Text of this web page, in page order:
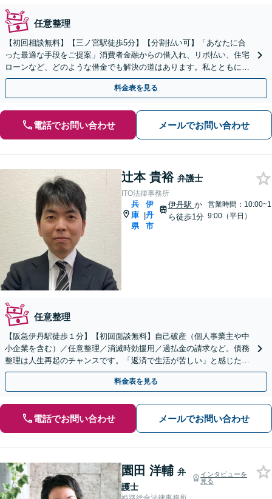
任意整理
【初回相談無料】【三ノ宮駅徒歩5分】【分割払い可】「あなたに合
った最適な手段をご提案」消費者金融からの借入れ、リボ払い、住宅
ローンなど、どのような借金でも解決の道はあります。私とともに最
善の解決を図りましょう【安心の完全個室対応／秘密厳守】
料金表を見る
電話でお問い合わせ メールでお問い合わせ
辻本 貴裕 弁護士
ITO法律事務所
兵
庫
県
|
伊
丹
市
伊丹駅 か
ら徒歩1分
営業時間：10:00~1
9:00（平日）
任意整理
【阪急伊丹駅徒歩１分】【初回面談無料】自己破産（個人事業主や中
小企業を含む）／任意整理／消滅時効援用／過払金の請求など。債務
整理は人生再起のチャンスです。「返済で生活が苦しい」と感じた
ら、早めにお気軽にご相談ください【法テラス利用可】
料金表を見る
電話でお問い合わせ メールでお問い合わせ
園田 洋輔 弁
護士
インタビューを
見る